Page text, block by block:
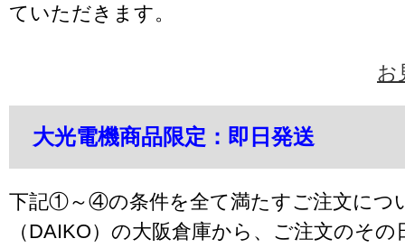
ていただきます。
お
大光電機商品限定：即日発送
下記①～④の条件を全て満たすご注文につ
（DAIKO）の大阪倉庫から、ご注文のそ